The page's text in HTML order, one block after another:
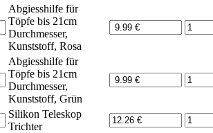
Abgiesshilfe für
Töpfe bis 21cm
Durchmesser,
Kunststoff, Rosa
Abgiesshilfe für
Töpfe bis 21cm
Durchmesser,
Kunststoff, Grün
Silikon Teleskop
Trichter